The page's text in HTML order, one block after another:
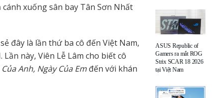
xuống sân bay Tân Sơn Nhất
đây là lần thứ ba cô đến Việt Nam,
này, Viên Lễ Lâm cho biết cô
Anh, Ngày Của Em đến với khán
ASUS Republic of
Gamers ra mắt ROG
Strix SCAR 18 2026
tại Việt Nam